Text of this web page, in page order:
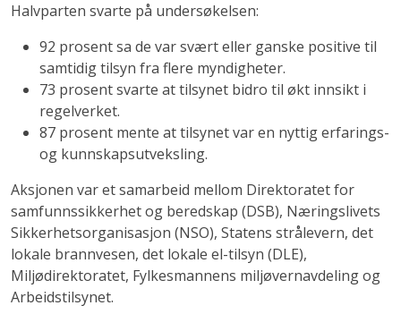
Halvparten svarte på undersøkelsen:
92 prosent sa de var svært eller ganske positive til
samtidig tilsyn fra flere myndigheter.
73 prosent svarte at tilsynet bidro til økt innsikt i
regelverket.
87 prosent mente at tilsynet var en nyttig erfarings-
og kunnskapsutveksling.
Aksjonen var et samarbeid mellom Direktoratet for
samfunnssikkerhet og beredskap (DSB), Næringslivets
Sikkerhetsorganisasjon (NSO), Statens strålevern, det
lokale brannvesen, det lokale el-tilsyn (DLE),
Miljødirektoratet, Fylkesmannens miljøvernavdeling og
Arbeidstilsynet.